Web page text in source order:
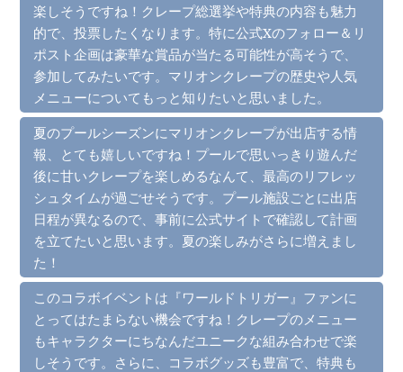
楽しそうですね！クレープ総選挙や特典の内容も魅力
的で、投票したくなります。特に公式Xのフォロー＆リ
ポスト企画は豪華な賞品が当たる可能性が高そうで、
参加してみたいです。マリオンクレープの歴史や人気
メニューについてもっと知りたいと思いました。
夏のプールシーズンにマリオンクレープが出店する情
報、とても嬉しいですね！プールで思いっきり遊んだ
後に甘いクレープを楽しめるなんて、最高のリフレッ
シュタイムが過ごせそうです。プール施設ごとに出店
日程が異なるので、事前に公式サイトで確認して計画
を立てたいと思います。夏の楽しみがさらに増えまし
た！
このコラボイベントは『ワールドトリガー』ファンに
とってはたまらない機会ですね！クレープのメニュー
もキャラクターにちなんだユニークな組み合わせで楽
しそうです。さらに、コラボグッズも豊富で、特典も